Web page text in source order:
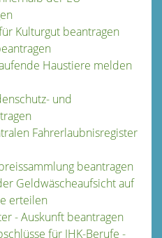
Kulturgut beantragen
Haustiere melden
und
Fahrerlaubnisregister
beantragen
Geldwäscheaufsicht auf
erteilen
- Auskunft beantragen
für IHK-Berufe -